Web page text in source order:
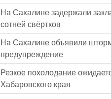
На Сахалине задержали
сотней свёртков
На Сахалине объявили
предупреждение
Резкое похолодание
Хабаровского края